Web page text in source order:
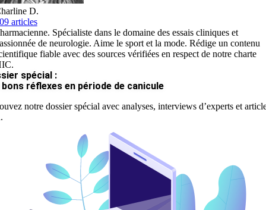
D.
articles
Spécialiste dans le domaine des essais cliniques et
de neurologie. Aime le sport et la mode. Rédige un contenu
fiable avec des sources vérifiées en respect de notre charte
spécial :
bons réflexes en période de canicule
notre dossier spécial avec analyses, interviews d’experts et